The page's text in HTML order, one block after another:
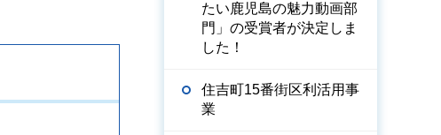
たい鹿児島の魅力動画部
門」の受賞者が決定しま
した！
住吉町15番街区利活用事
業